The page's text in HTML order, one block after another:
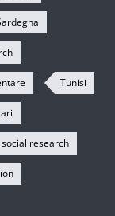
Tunisi
research